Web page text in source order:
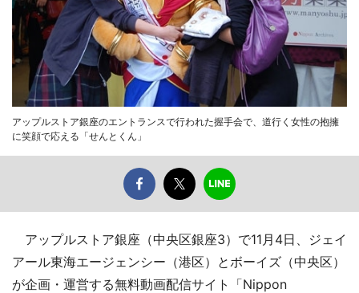
アップルストア銀座のエントランスで行われた握手会で、道行く女性の抱擁
に笑顔で応える「せんとくん」
アップルストア銀座（中央区銀座3）で11月4日、ジェイ
アール東海エージェンシー（港区）とボーイズ（中央区）
が企画・運営する無料動画配信サイト「Nippon